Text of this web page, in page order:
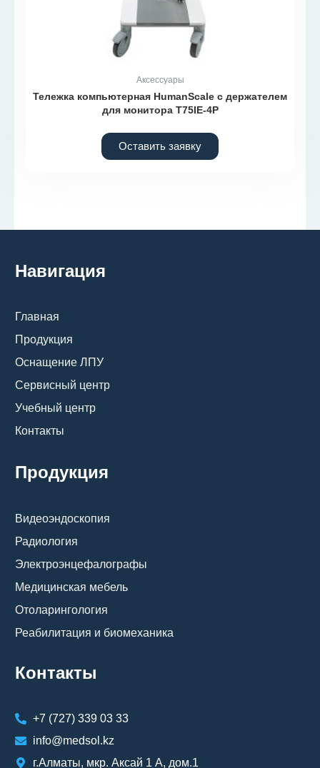
Аксессуары
Тележка компьютерная HumanScale с держателем
для монитора T75IE-4P
Оставить заявку
Навигация
Главная
Продукция
Оснащение ЛПУ
Сервисный центр
Учебный центр
Контакты
Продукция
Видеоэндоскопия
Радиология
Электроэнцефалографы
Медицинская мебель
Отоларингология
Реабилитация и биомеханика
Контакты
+7 (727) 339 03 33
info@medsol.kz
г.Алматы, мкр. Аксай 1 А, дом.1